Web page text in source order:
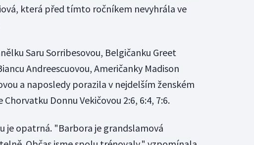
která před tímto ročníkem nevyhrála ve
Saru Sorribesovou, Belgičanku Greet
Andreescuovou, Američanky Madison
a naposledy porazila v nejdelším ženském
Donnu Vekičovou 2:6, 6:4, 7:6.
je opatrná. "Barbora je grandslamová